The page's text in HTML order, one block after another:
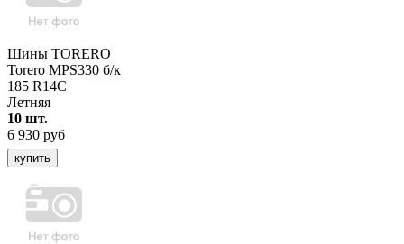
Шины TORERO
Torero MPS330 б/к
185 R14C
Летняя
10 шт.
6 930 руб
купить